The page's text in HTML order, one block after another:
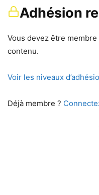
Adhésion
Vous devez être
contenu.
Voir les niveaux
Déjà membre ?